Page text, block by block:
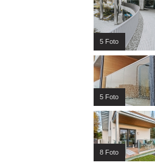
5 Foto
5 Foto
8 Foto